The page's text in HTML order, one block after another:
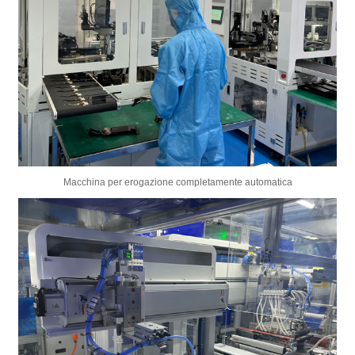
Macchina per erogazione completamente automatica